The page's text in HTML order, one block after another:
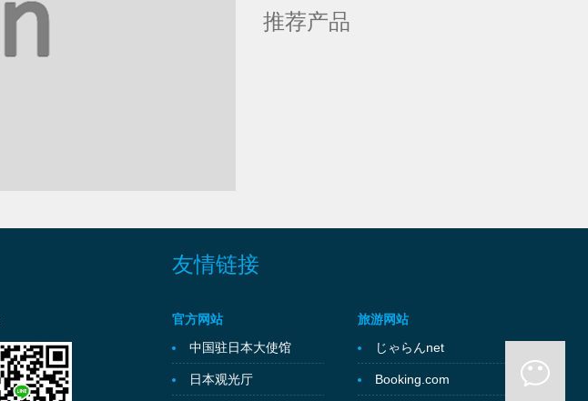
推荐产品
友情链接
官方网站
中国驻日本大使馆
日本观光厅
旅游网站
じゃらんnet
Booking.com